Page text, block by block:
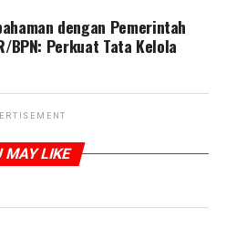
dengan Pemerintah
BPN: Perkuat Tata Kelola
MAY LIKE